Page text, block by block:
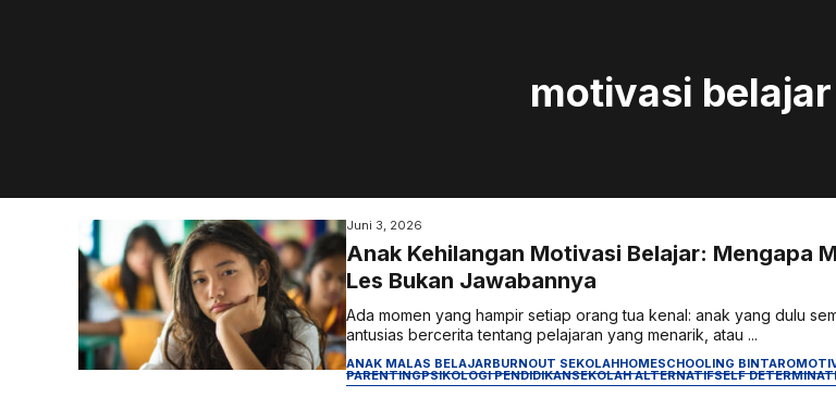
motivasi
Juni 3, 2026
Anak Kehilangan Motivasi Belajar: Mengapa
Les Bukan Jawabannya
Ada momen yang hampir setiap orang tua kenal: anak yang dulu
antusias bercerita tentang pelajaran yang menarik, atau ...
ANAK MALAS BELAJARBURNOUT SEKOLAHHOMESCHOOLING BINTARO
PARENTINGPSIKOLOGI PENDIDIKANSEKOLAH ALTERNATIFSELF